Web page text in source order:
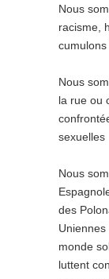
Nous
racisme,
cumulons
Nous
la rue ou
sexuelles
Nous
des
monde
luttent